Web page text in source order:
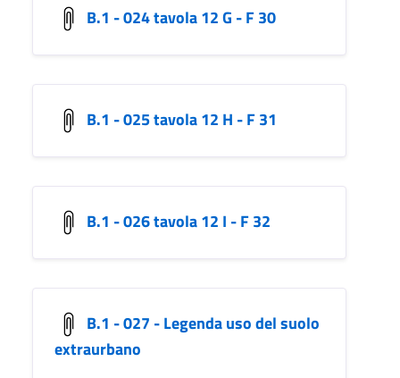
B.1 - 024 tavola 12 G - F 30
B.1 - 025 tavola 12 H - F 31
B.1 - 026 tavola 12 I - F 32
B.1 - 027 - Legenda uso del suolo
extraurbano